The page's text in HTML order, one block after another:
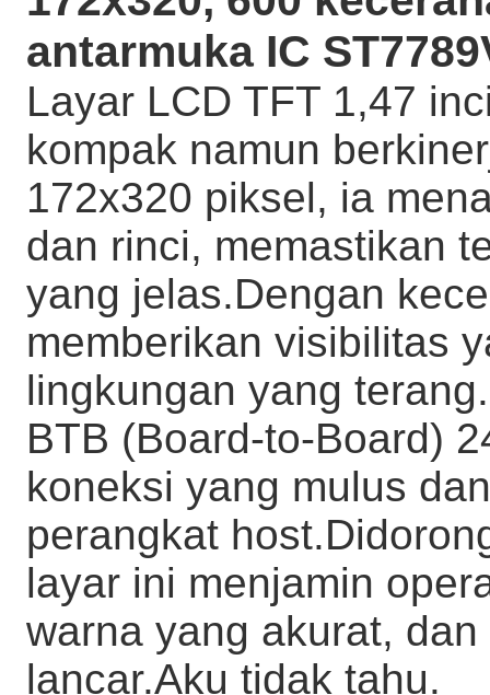
antarmuka IC
Layar LCD TFT 1,47
kompak namun
172x320 piksel, ia
dan rinci, memastikan
yang jelas.Dengan
memberikan visibilitas
lingkungan yang
BTB (Board-to-Board)
koneksi yang mulus
perangkat
layar ini menjamin
warna yang akurat,
lancar.Aku tidak tahu.